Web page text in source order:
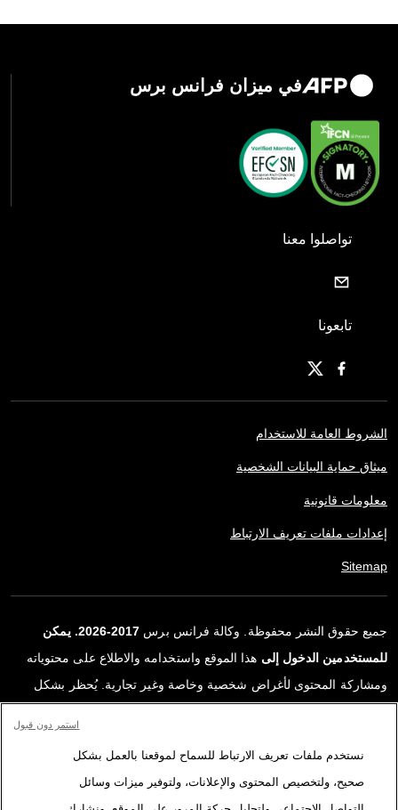
في ميزان فرانس برس
تواصلوا معنا
تابعونا
الشروط العامة للاستخدام
ميثاق حماية البيانات الشخصية
معلومات قانونية
إعدادات ملفات تعريف الارتباط
Sitemap
جميع حقوق النشر محفوظة. وكالة فرانس برس
2017-2026. يمكن
للمستخدمين الدخول إلى هذا الموقع واستخدامه والاطلاع على محتوياته
ومشاركة المحتوى لأغراض شخصية وخاصة وغير تجارية. يُحظر بشكل
ترخيص محددة موقعة مع وكالة فرانس برس. المواد والروابط الواردة في
التقارير، والتي لم تنتجها وكالة فرانس برس، مستخدمة فقط وبالقدر
نستخدم ملفات تعريف الارتباط للسماح لموقعنا بالعمل بشكل
صحيح، ولتخصيص المحتوى والإعلانات، ولتوفير ميزات وسائل
استمر دون قبول